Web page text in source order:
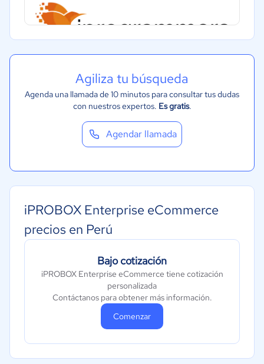
Agiliza tu búsqueda
Agenda una llamada de 10 minutos para consultar tus dudas
con nuestros expertos. Es gratis.
Agendar llamada
iPROBOX Enterprise eCommerce
precios en Perú
Bajo cotización
iPROBOX Enterprise eCommerce tiene cotización
personalizada
Contáctanos para obtener más información.
Comenzar